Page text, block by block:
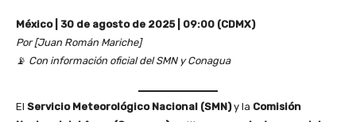
México | 30 de agosto de 2025 | 09:00 (CDMX)
Por [Juan Román Mariche]
📡 Con información oficial del SMN y Conagua
El Servicio Meteorológico Nacional (SMN)y la Comisión